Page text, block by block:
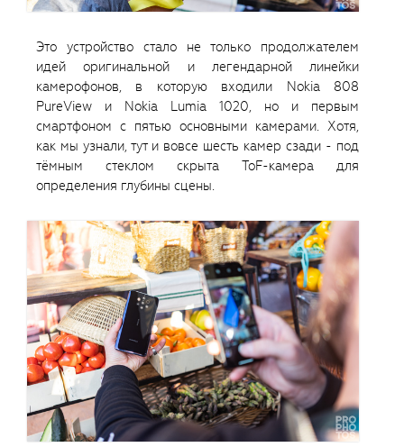
Это устройство стало не только продолжателем
идей оригинальной и легендарной линейки
камерофонов, в которую входили Nokia 808
PureView и Nokia Lumia 1020, но и первым
смартфоном с пятью основными камерами. Хотя,
как мы узнали, тут и вовсе шесть камер сзади - под
тёмным стеклом скрыта ToF-камера для
определения глубины сцены.